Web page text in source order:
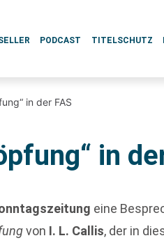
PODCAST TITELSCHUTZ
in der FAS
in
eine
von I. L. Callis, der in